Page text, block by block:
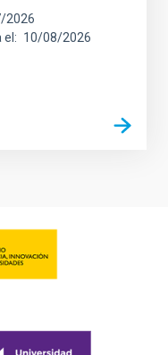
2026
10/08/2026